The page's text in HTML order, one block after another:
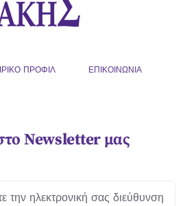
ΠΡΟΦΙΛ ΕΠΙΚΟΙΝΩΝΙΑ
Newsletter μας